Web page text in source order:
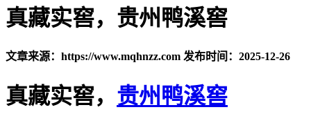
真藏实窖，贵州鸭溪窖
文章来源：https://www.mqhnzz.com 发布时间：2025-12-26
真藏实窖， 贵州鸭溪窖